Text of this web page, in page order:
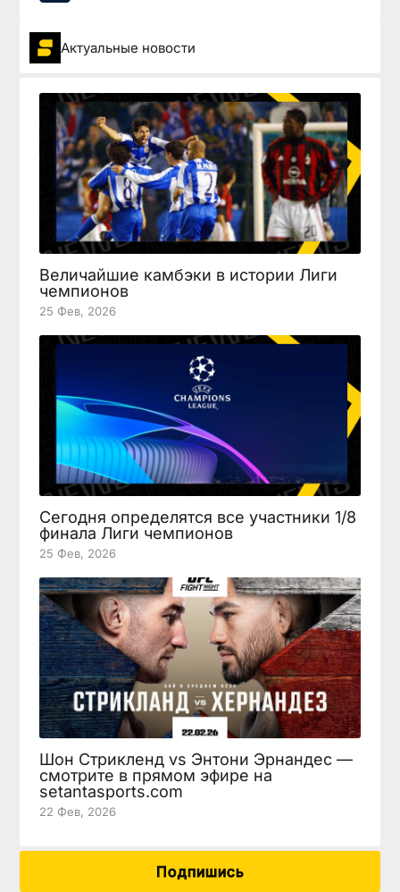
Актуальные новости
Величайшие камбэки в истории Лиги
чемпионов
25 Фев, 2026
Сегодня определятся все участники 1/8
финала Лиги чемпионов
25 Фев, 2026
Шон Стрикленд vs Энтони Эрнандес —
смотрите в прямом эфире на
setantasports.com
22 Фев, 2026
Подпишись